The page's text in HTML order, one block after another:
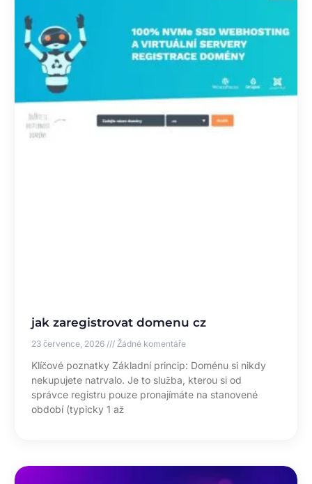
jak zaregistrovat domenu cz
23 července, 2026 Žádné komentáře
Klíčové poznatky Základní princip: Doménu si nikdy
nekupujete natrvalo. Je to služba, kterou si od
správce registru pouze pronajímáte na stanovené
období (typicky 1 až